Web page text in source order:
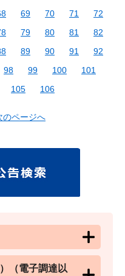
69 70 71
72
79 80 81
82
89 90 91
92
98 99 100
101
105 106
のページへ
（電子調達以